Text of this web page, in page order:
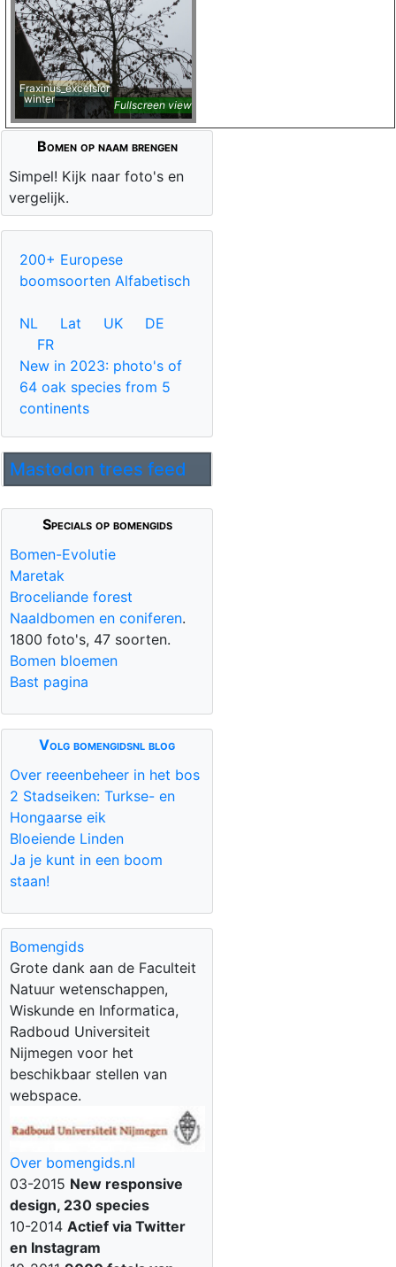
Fraxinus_excelsior
winter
Fullscreen view
Bomen op naam brengen
Simpel! Kijk naar foto's en
vergelijk.
200+ Europese
boomsoorten Alfabetisch
NL Lat UK
DE
FR
New in 2023: photo's of
64 oak species from 5
continents
Mastodon trees feed
Specials op bomengids
Bomen-Evolutie
Maretak
Broceliande forest
Naaldbomen en coniferen.
1800 foto's, 47 soorten.
Bomen bloemen
Bast pagina
Volg bomengidsnl blog
Over reeenbeheer in het bos
2 Stadseiken: Turkse- en
Hongaarse eik
Bloeiende Linden
Ja je kunt in een boom
staan!
Bomengids
Grote dank aan de Faculteit
Natuur wetenschappen,
Wiskunde en Informatica,
Radboud Universiteit
Nijmegen voor het
beschikbaar stellen van
webspace.
Over bomengids.nl
03-2015 New responsive
design, 230 species
10-2014 Actief via Twitter
en Instagram